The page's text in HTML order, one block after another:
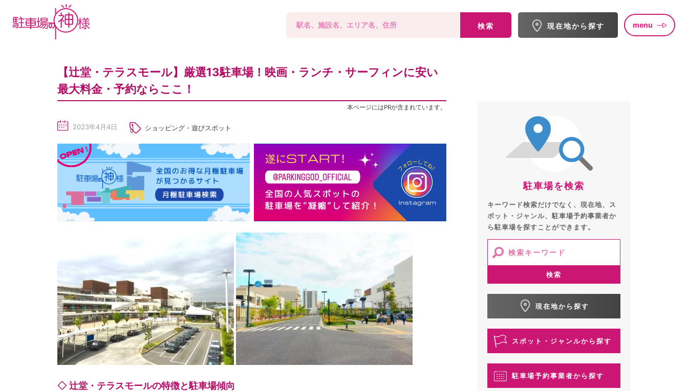
検索 現在地から探す menu
【辻堂・テラスモール】厳選13駐車場！映画・ランチ・サーフィンに安い
最大料金・予約ならここ！
本ページにはPRが含まれています。
he
du
2023年4月4日 ショッピング・遊びスポット
◇ 辻堂・テラスモールの特徴と駐車場傾向
駐車場を検索
キーワード検索だけでなく、現在地、ス
ポット・ジャンル、駐車場予約事業者か
ら駐車場を探すことができます。
検索
現在地から探す
スポット・ジャンルから探す
駐車場予約事業者から探す